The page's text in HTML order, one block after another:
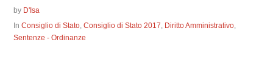
by D'Isa
InConsiglio di Stato ,Consiglio di Stato 2017 Diritto Amministrativo
Sentenze - Ordinanze